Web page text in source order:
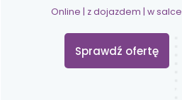
Online | z dojazdem | w salce
Sprawdź ofertę